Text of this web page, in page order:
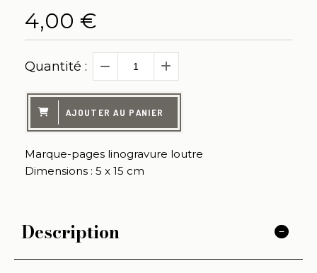
4,00 €
Quantité :
AJOUTER AU PANIER
Marque-pages linogravure loutre
Dimensions : 5 x 15 cm
Description